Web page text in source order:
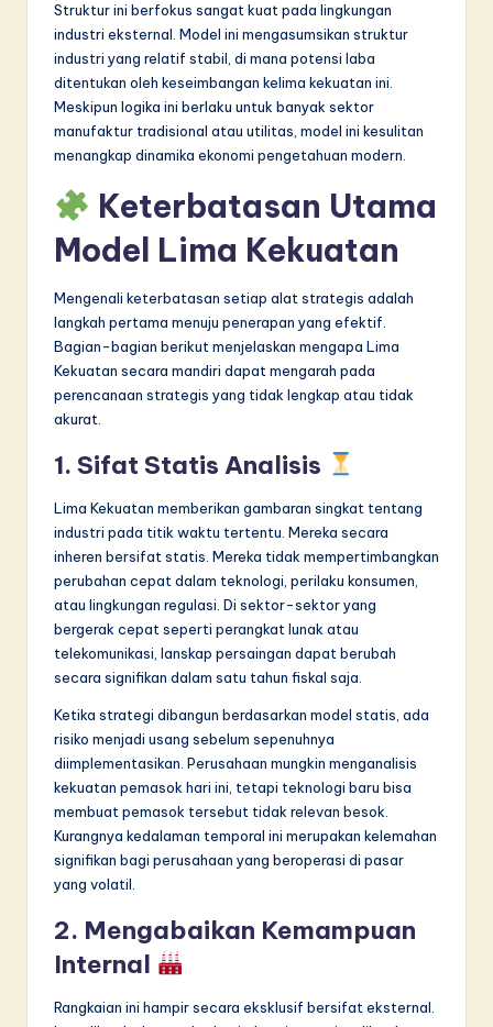
Struktur ini berfokus sangat kuat pada lingkungan
industri eksternal. Model ini mengasumsikan struktur
industri yang relatif stabil, di mana potensi laba
ditentukan oleh keseimbangan kelima kekuatan ini.
Meskipun logika ini berlaku untuk banyak sektor
manufaktur tradisional atau utilitas, model ini kesulitan
menangkap dinamika ekonomi pengetahuan modern.
Keterbatasan Utama
Model Lima Kekuatan
Mengenali keterbatasan setiap alat strategis adalah
langkah pertama menuju penerapan yang efektif.
Bagian-bagian berikut menjelaskan mengapa Lima
Kekuatan secara mandiri dapat mengarah pada
perencanaan strategis yang tidak lengkap atau tidak
akurat.
1. Sifat Statis Analisis
Lima Kekuatan memberikan gambaran singkat tentang
industri pada titik waktu tertentu. Mereka secara
inheren bersifat statis. Mereka tidak mempertimbangkan
perubahan cepat dalam teknologi, perilaku konsumen,
atau lingkungan regulasi. Di sektor-sektor yang
bergerak cepat seperti perangkat lunak atau
telekomunikasi, lanskap persaingan dapat berubah
secara signifikan dalam satu tahun fiskal saja.
Ketika strategi dibangun berdasarkan model statis, ada
risiko menjadi usang sebelum sepenuhnya
diimplementasikan. Perusahaan mungkin menganalisis
kekuatan pemasok hari ini, tetapi teknologi baru bisa
membuat pemasok tersebut tidak relevan besok.
Kurangnya kedalaman temporal ini merupakan kelemahan
signifikan bagi perusahaan yang beroperasi di pasar
yang volatil.
2. Mengabaikan Kemampuan
Internal
Rangkaian ini hampir secara eksklusif bersifat eksternal.